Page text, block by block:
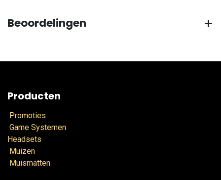
Beoordelingen
Producten
Promoties
Game Systemen
Headsets
Muizen
Muismatten